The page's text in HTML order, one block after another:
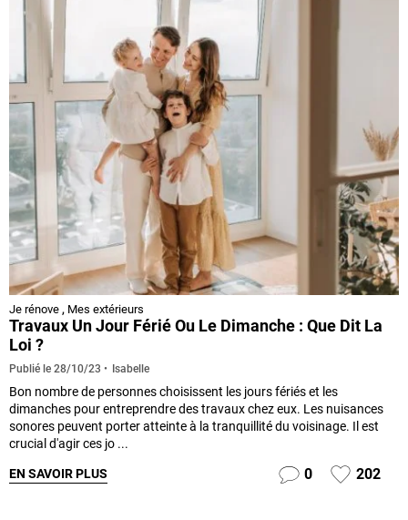
Je rénove , Mes extérieurs
Travaux Un Jour Férié Ou Le Dimanche : Que Dit La
Loi ?
Publié le 28/10/23 Isabelle
Bon nombre de personnes choisissent les jours fériés et les
dimanches pour entreprendre des travaux chez eux. Les nuisances
sonores peuvent porter atteinte à la tranquillité du voisinage. Il est
crucial d'agir ces jo ...
EN SAVOIR PLUS 0 202